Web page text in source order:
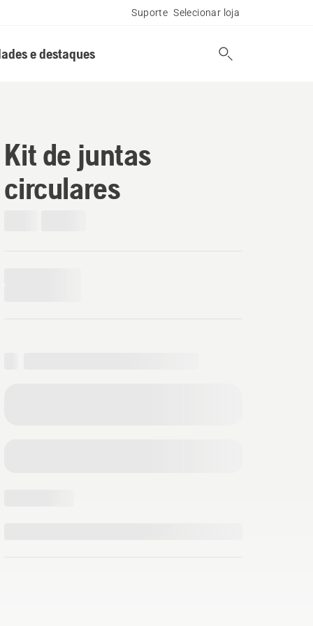
Suporte Selecionar loja
e destaques
Kit de juntas
circulares